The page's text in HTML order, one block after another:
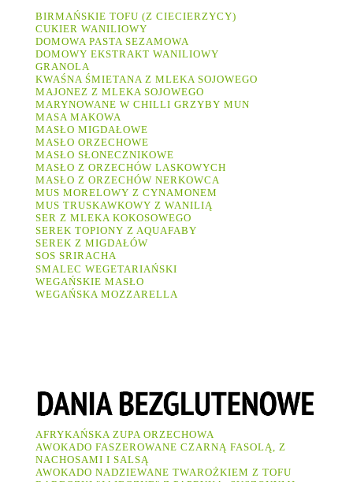
BIRMAŃSKIE TOFU (Z CIECIERZYCY)
CUKIER WANILIOWY
DOMOWA PASTA SEZAMOWA
DOMOWY EKSTRAKT WANILIOWY
GRANOLA
KWAŚNA ŚMIETANA Z MLEKA SOJOWEGO
MAJONEZ Z MLEKA SOJOWEGO
MARYNOWANE W CHILLI GRZYBY MUN
MASA MAKOWA
MASŁO MIGDAŁOWE
MASŁO ORZECHOWE
MASŁO SŁONECZNIKOWE
MASŁO Z ORZECHÓW LASKOWYCH
MASŁO Z ORZECHÓW NERKOWCA
MUS MORELOWY Z CYNAMONEM
MUS TRUSKAWKOWY Z WANILIĄ
SER Z MLEKA KOKOSOWEGO
SEREK TOPIONY Z AQUAFABY
SEREK Z MIGDAŁÓW
SOS SRIRACHA
SMALEC WEGETARIAŃSKI
WEGAŃSKIE MASŁO
WEGAŃSKA MOZZARELLA
AFRYKAŃSKA ZUPA ORZECHOWA
AWOKADO FASZEROWANE CZARNĄ FASOLĄ, Z
NACHOSAMI I SALSĄ
AWOKADO NADZIEWANE TWAROŻKIEM Z TOFU